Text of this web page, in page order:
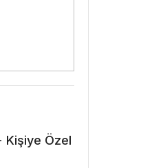
Kişiye Özel